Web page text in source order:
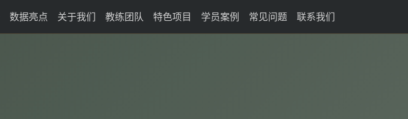
数据亮点 关于我们 教练团队 特色项目 学员案例 常见问题 联系我们